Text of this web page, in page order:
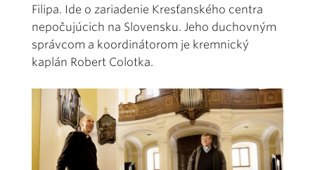
Filipa. Ide o zariadenie Kresťanského centra
nepočujúcich na Slovensku. Jeho duchovným
správcom a koordinátorom je kremnický
kaplán Robert Colotka.